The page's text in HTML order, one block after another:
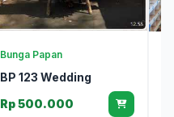
Bunga Papan
BP 123 Wedding
Rp 500.000